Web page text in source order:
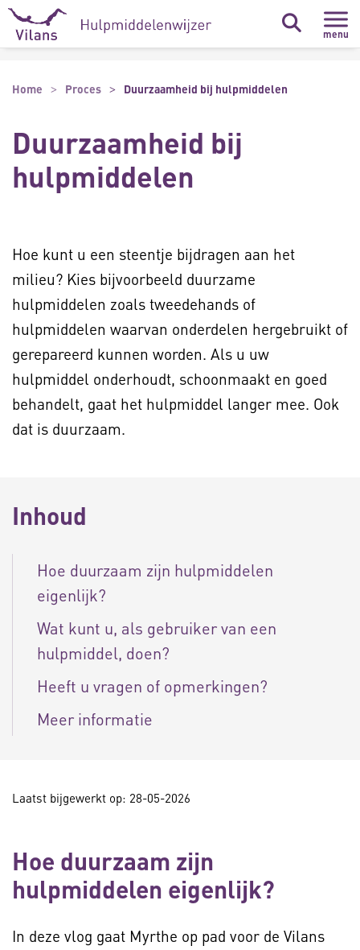
Naar hoofdinhoud
Naar footer
menu
Home Proces Duurzaamheid bij hulpmiddelen
Duurzaamheid bij
hulpmiddelen
Hoe kunt u een steentje bijdragen aan het
milieu? Kies bijvoorbeeld duurzame
hulpmiddelen zoals tweedehands of
hulpmiddelen waarvan onderdelen hergebruikt of
gerepareerd kunnen worden. Als u uw
hulpmiddel onderhoudt, schoonmaakt en goed
behandelt, gaat het hulpmiddel langer mee. Ook
dat is duurzaam.
Inhoud
Hoe duurzaam zijn hulpmiddelen
eigenlijk?
Wat kunt u, als gebruiker van een
hulpmiddel, doen?
Heeft u vragen of opmerkingen?
Meer informatie
Laatst bijgewerkt op: 28-05-2026
Hoe duurzaam zijn
hulpmiddelen eigenlijk?
In deze vlog gaat Myrthe op pad voor de Vilans